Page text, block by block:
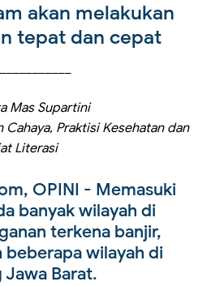
akan melakukan
tepat dan cepat
Mas Supartini
Praktisi Kesehatan dan
Literasi
OPINI - Memasuki
banyak wilayah di
terkena banjir,
beberapa wilayah di
Barat.